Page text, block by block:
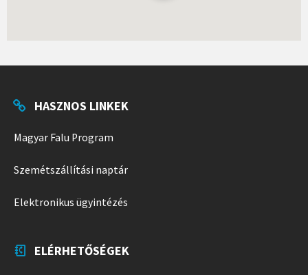
HASZNOS LINKEK
Magyar Falu Program
Szemétszállítási naptár
Elektronikus ügyintézés
ELÉRHETŐSÉGEK